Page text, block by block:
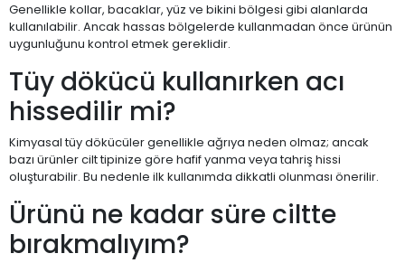
Genellikle kollar, bacaklar, yüz ve bikini bölgesi gibi alanlarda
kullanılabilir. Ancak hassas bölgelerde kullanmadan önce ürünün
uygunluğunu kontrol etmek gereklidir.
Tüy dökücü kullanırken acı
hissedilir mi?
Kimyasal tüy dökücüler genellikle ağrıya neden olmaz; ancak
bazı ürünler cilt tipinize göre hafif yanma veya tahriş hissi
oluşturabilir. Bu nedenle ilk kullanımda dikkatli olunması önerilir.
Ürünü ne kadar süre ciltte
bırakmalıyım?